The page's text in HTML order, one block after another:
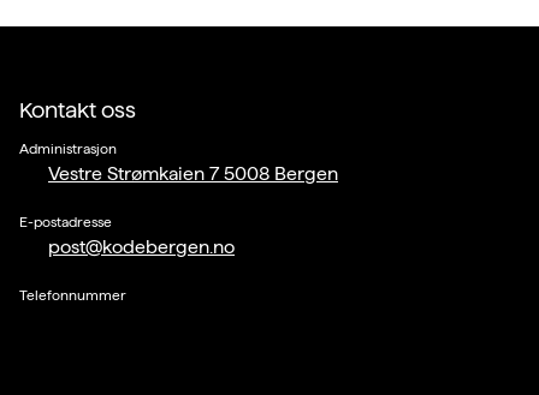
Kontakt oss
Administrasjon
Vestre Strømkaien 7 5008 Bergen
E-postadresse
post@kodebergen.no
Telefonnummer